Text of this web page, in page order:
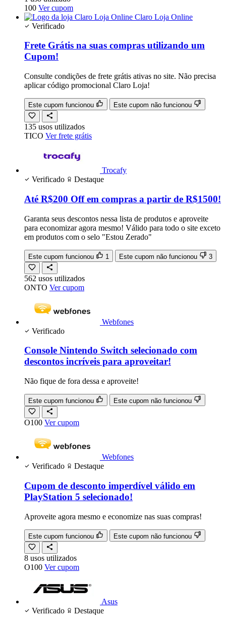
100 Ver cupom
Claro Loja Online
Verificado
Frete Grátis na suas compras utilizando um
Cupom!
Consulte condições de frete grátis ativas no site. Não precisa
aplicar código promocional Claro Loja!
Este cupom funcionou Este cupom não funcionou
135 usos utilizados
TICO Ver frete grátis
Trocafy
Verificado
Destaque
Até R$200 Off em compras a partir de R$1500!
Garanta seus descontos nessa lista de produtos e aproveite
para economizar agora mesmo! Válido para todo o site exceto
em produtos com o selo "Estou Zerado"
Este cupom funcionou 1 Este cupom não funcionou 3
562 usos utilizados
ONTO Ver cupom
Webfones
Verificado
Console Nintendo Switch selecionado com
descontos incríveis para aproveitar!
Não fique de fora dessa e aproveite!
Este cupom funcionou Este cupom não funcionou
O100 Ver cupom
Webfones
Verificado
Destaque
Cupom de desconto imperdível válido em
PlayStation 5 selecionado!
Aproveite agora mesmo e economize nas suas compras!
Este cupom funcionou Este cupom não funcionou
8 usos utilizados
O100 Ver cupom
Asus
Verificado
Destaque